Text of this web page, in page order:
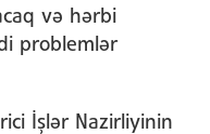
və hərbi
problemlər
İşlər Nazirliyinin